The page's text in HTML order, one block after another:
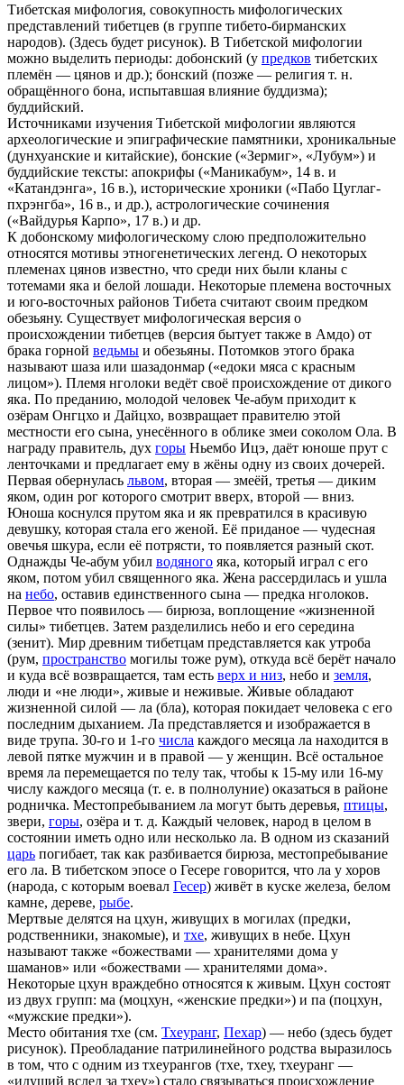
Тибетская мифология, совокупность мифологических
представлений тибетцев (в группе тибето-бирманских
народов). (Здесь будет рисунок). В Тибетской мифологии
можно выделить периоды: добонский (у предков тибетских
племён — цянов и др.); бонский (позже — религия т. н.
обращённого бона, испытавшая влияние буддизма);
буддийский.
Источниками изучения Тибетской мифологии являются
археологические и эпиграфические памятники, хроникальные
(дунхуанские и китайские), бонские («Зермиг», «Лубум») и
буддийские тексты: апокрифы («Маникабум», 14 в. и
«Катандэнга», 16 в.), исторические хроники («Пабо Цуглаг-
пхрэнгба», 16 в., и др.), астрологические сочинения
(«Вайдурья Карпо», 17 в.) и др.
К добонскому мифологическому слою предположительно
относятся мотивы этногенетических легенд. О некоторых
племенах цянов известно, что среди них были кланы с
тотемами яка и белой лошади. Некоторые племена восточных
и юго-восточных районов Тибета считают своим предком
обезьяну. Существует мифологическая версия о
происхождении тибетцев (версия бытует также в Амдо) от
брака горной ведьмы и обезьяны. Потомков этого брака
называют шаза или шазадонмар («едоки мяса с красным
лицом»). Племя нголоки ведёт своё происхождение от дикого
яка. По преданию, молодой человек Че-абум приходит к
озёрам Онгцхо и Дайцхо, возвращает правителю этой
местности его сына, унесённого в облике змеи соколом Ола. В
награду правитель, дух горы Ньембо Ицэ, даёт юноше прут с
ленточками и предлагает ему в жёны одну из своих дочерей.
Первая обернулась львом, вторая — змеёй, третья — диким
яком, один рог которого смотрит вверх, второй — вниз.
Юноша коснулся прутом яка и як превратился в красивую
девушку, которая стала его женой. Её приданое — чудесная
овечья шкура, если её потрясти, то появляется разный скот.
Однажды Че-абум убил водяного яка, который играл с его
яком, потом убил священного яка. Жена рассердилась и ушла
на небо, оставив единственного сына — предка нголоков.
Первое что появилось — бирюза, воплощение «жизненной
силы» тибетцев. Затем разделились небо и его середина
(зенит). Мир древним тибетцам представляется как утроба
(рум, пространство могилы тоже рум), откуда всё берёт начало
и куда всё возвращается, там есть верх и низ, небо и земля,
люди и «не люди», живые и неживые. Живые обладают
жизненной силой — ла (бла), которая покидает человека с его
последним дыханием. Ла представляется и изображается в
виде трупа. 30-го и 1-го числа каждого месяца ла находится в
левой пятке мужчин и в правой — у женщин. Всё остальное
время ла перемещается по телу так, чтобы к 15-му или 16-му
числу каждого месяца (т. е. в полнолуние) оказаться в районе
родничка. Местопребыванием ла могут быть деревья, птицы,
звери, горы, озёра и т. д. Каждый человек, народ в целом в
состоянии иметь одно или несколько ла. В одном из сказаний
царь погибает, так как разбивается бирюза, местопребывание
его ла. В тибетском эпосе о Гесере говорится, что ла у хоров
(народа, с которым воевал Гесер) живёт в куске железа, белом
камне, дереве, рыбе.
Мертвые делятся на цхун, живущих в могилах (предки,
родственники, знакомые), и тхе, живущих в небе. Цхун
называют также «божествами — хранителями дома у
шаманов» или «божествами — хранителями дома».
Некоторые цхун враждебно относятся к живым. Цхун состоят
из двух групп: ма (моцхун, «женские предки») и па (поцхун,
«мужские предки»).
Место обитания тхе (см. Тхеуранг, Пехар) — небо (здесь будет
рисунок). Преобладание патрилинейного родства выразилось
в том, что с одним из тхеурангов (тхе, тхеу, тхеуранг —
«идущий вслед за тхеу») стало связываться происхождение